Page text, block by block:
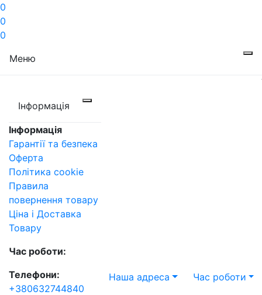
0
0
0
Меню
Інформація
Інформація
Гарантії та безпека
Оферта
Політика cookie
Правила
повернення товару
Ціна і Доставка
Товару
Час роботи:
Телефони:
+380632744840
Наша адреса Час роботи